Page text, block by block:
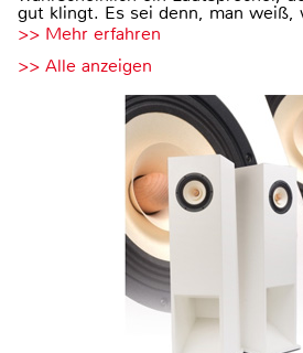
gut klingt. Es sei denn, man weiß,
>> Mehr erfahren
>> Alle anzeigen